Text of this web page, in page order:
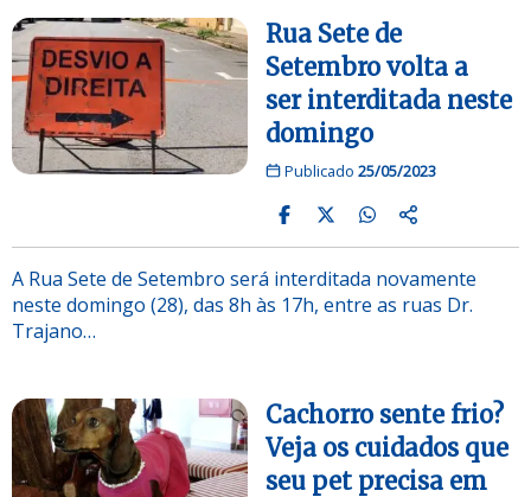
Rua Sete de
Setembro volta a
ser interditada neste
domingo
Publicado 25/05/2023
A Rua Sete de Setembro será interditada novamente
neste domingo (28), das 8h às 17h, entre as ruas Dr.
Trajano…
Cachorro sente frio?
Veja os cuidados que
seu pet precisa em